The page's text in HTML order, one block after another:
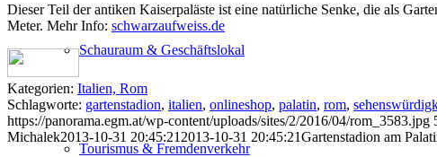
Schauraum & Geschäftslokal
Tourismus & Fremdenverkehr
Dieser Teil der antiken Kaiserpaläste ist eine natürliche Senke, die als
Meter. Mehr Info: schwarzaufweiss.de
Kategorien: Italien, Rom
Schlagworte: gartenstadion, italien, onlineshop, palatin, rom,
https://panorama.egm.at/wp-content/uploads/sites/2/2016/04/rom_3583.jpg
Michalek2013-10-31 20:45:21 2013-10-31 20:45:21Gartenstadion am